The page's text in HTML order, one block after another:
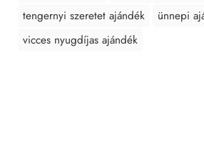
tengernyi szeretet ajándék
ünnepi
vicces nyugdíjas ajándék